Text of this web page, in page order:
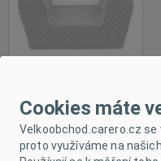
Cookies máte
Velkoobchod.carero.cz
proto využíváme na